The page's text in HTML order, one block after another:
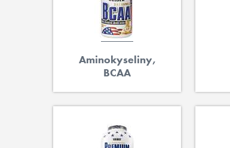
Aminokyseliny,
BCAA